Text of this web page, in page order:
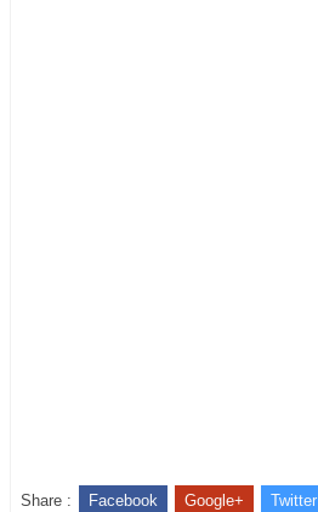
Share : Facebook Google+ Twitter